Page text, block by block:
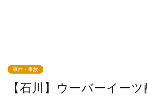
事件・事故
【石川】ウーバーイー